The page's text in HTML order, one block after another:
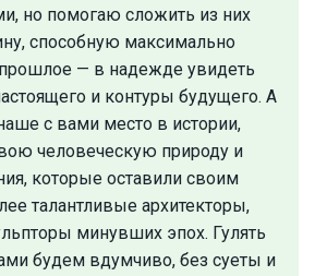
но помогаю сложить из них
способную максимально
прошлое — в надежде увидеть
и контуры будущего. А
с вами место в истории,
человеческую природу и
которые оставили своим
талантливые архитекторы,
минувших эпох. Гулять
будем вдумчиво, без суеты и